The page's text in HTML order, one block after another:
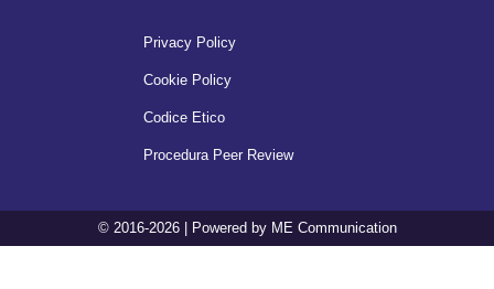
Privacy Policy
Cookie Policy
Codice Etico
Procedura Peer Review
© 2016-2026 | Powered by ME Communication